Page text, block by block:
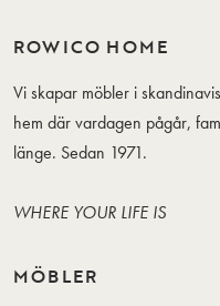
ROWICO HOME
Vi skapar möbler i
hem där vardagen pågår,
länge. Sedan 1971.
WHERE YOUR LIFE IS
MÖBLER